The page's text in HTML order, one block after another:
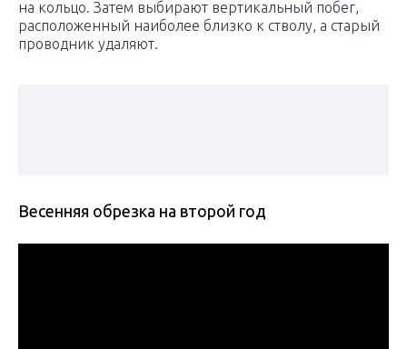
на кольцо. Затем выбирают вертикальный побег,
расположенный наиболее близко к стволу, а старый
проводник удаляют.
Весенняя обрезка на второй год